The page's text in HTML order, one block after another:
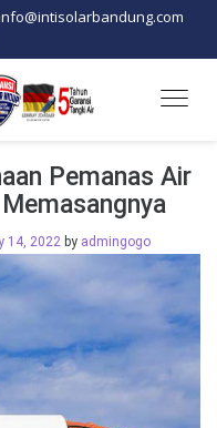
Pemanas Air
14, 2022 by admingogo